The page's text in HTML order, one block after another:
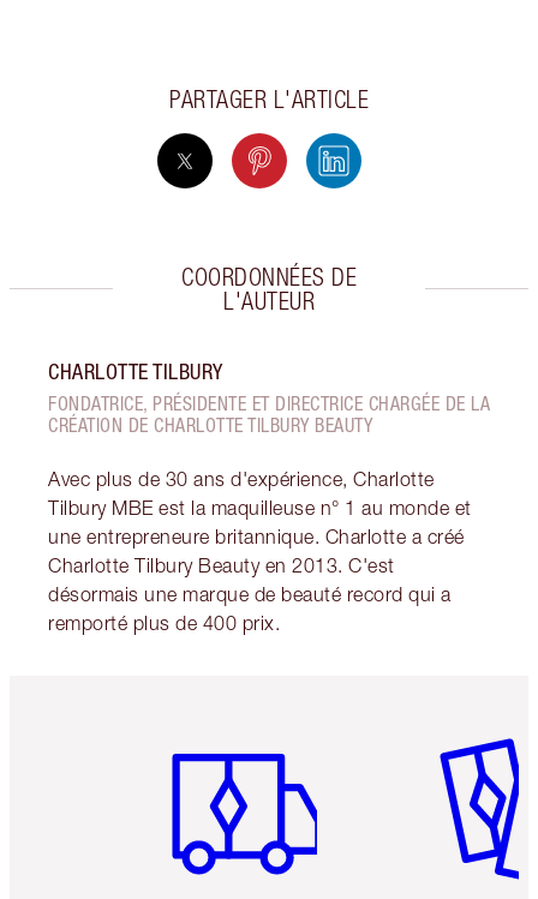
PARTAGER L'ARTICLE
COORDONNÉES DE
L'AUTEUR
CHARLOTTE TILBURY
FONDATRICE, PRÉSIDENTE ET DIRECTRICE CHARGÉE DE LA
CRÉATION DE CHARLOTTE TILBURY BEAUTY
Avec plus de 30 ans d'expérience, Charlotte
Tilbury MBE est la maquilleuse n° 1 au monde et
une entrepreneure britannique. Charlotte a créé
Charlotte Tilbury Beauty en 2013. C'est
désormais une marque de beauté record qui a
remporté plus de 400 prix.